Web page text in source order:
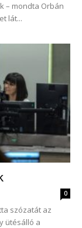
– mondta Orbán
lát...
0
szózatát az
ütésálló a